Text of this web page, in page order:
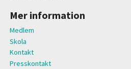
Mer information
Medlem
Skola
Kontakt
Presskontakt